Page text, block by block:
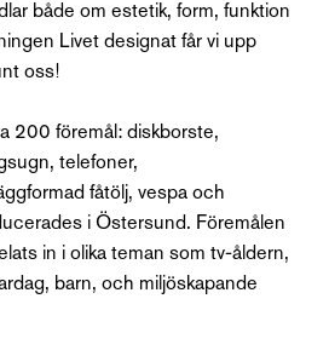
både om estetik, form, funktion
Livet designat får vi upp
oss!
200 föremål: diskborste,
telefoner,
fåtölj, vespa och
i Östersund. Föremålen
in i olika teman som tv-åldern,
barn, och miljöskapande